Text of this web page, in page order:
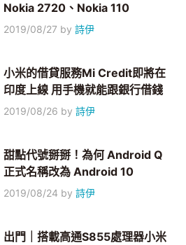
Nokia 2720、Nokia 110
2019/08/27 by詩伊
小米的借貸服務Mi Credit即將在
印度上線 用手機就能跟銀行借錢
2019/08/26 by詩伊
甜點代號掰掰！為何 Android Q
正式名稱改為 Android 10
2019/08/24 by詩伊
出門｜搭載高通S855處理器小米